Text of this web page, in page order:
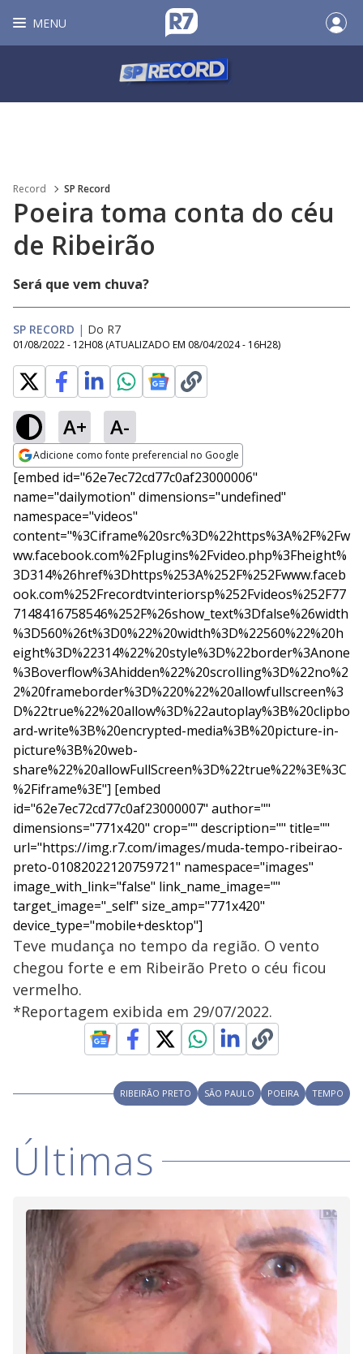
MENU
Record SP Record
Poeira toma conta do céu
de Ribeirão
Será que vem chuva?
SP RECORD | Do R7
01/08/2022 - 12H08 (ATUALIZADO EM 08/04/2024 - 16H28)
A+ A-
Adicione como fonte preferencial no Google
Opens in new window
[embed id="62e7ec72cd77c0af23000006"
name="dailymotion" dimensions="undefined"
namespace="videos"
content="%3Ciframe%20src%3D%22https%3A%2F%2Fw
ww.facebook.com%2Fplugins%2Fvideo.php%3Fheight%
3D314%26href%3Dhttps%253A%252F%252Fwww.faceb
ook.com%252Frecordtvinteriorsp%252Fvideos%252F77
7148416758546%252F%26show_text%3Dfalse%26width
%3D560%26t%3D0%22%20width%3D%22560%22%20h
eight%3D%22314%22%20style%3D%22border%3Anone
%3Boverflow%3Ahidden%22%20scrolling%3D%22no%2
2%20frameborder%3D%220%22%20allowfullscreen%3
D%22true%22%20allow%3D%22autoplay%3B%20clipbo
ard-write%3B%20encrypted-media%3B%20picture-in-
picture%3B%20web-
share%22%20allowFullScreen%3D%22true%22%3E%3C
%2Fiframe%3E"] [embed
id="62e7ec72cd77c0af23000007" author=""
dimensions="771x420" crop="" description="" title=""
url="https://img.r7.com/images/muda-tempo-ribeirao-
preto-01082022120759721" namespace="images"
image_with_link="false" link_name_image=""
target_image="_self" size_amp="771x420"
device_type="mobile+desktop"]
Teve mudança no tempo da região. O vento
chegou forte e em Ribeirão Preto o céu ficou
vermelho.
*Reportagem exibida em 29/07/2022.
RIBEIRÃO PRETO SÃO PAULO POEIRA TEMPO
Últimas